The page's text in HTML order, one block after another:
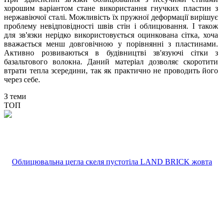
хорошим варіантом стане використання гнучких пластин з
нержавіючої сталі. Можливість їх пружної деформації вирішує
проблему невідповідності швів стін і облицювання. І також
для зв'язки нерідко використовується оцинкована сітка, хоча
вважається менш довговічною у порівнянні з пластинами.
Активно розвиваються в будівництві зв'язуючі сітки з
базальтового волокна. Даний матеріал дозволяє скоротити
втрати тепла зсередини, так як практично не проводить його
через себе.
З теми
ТОП